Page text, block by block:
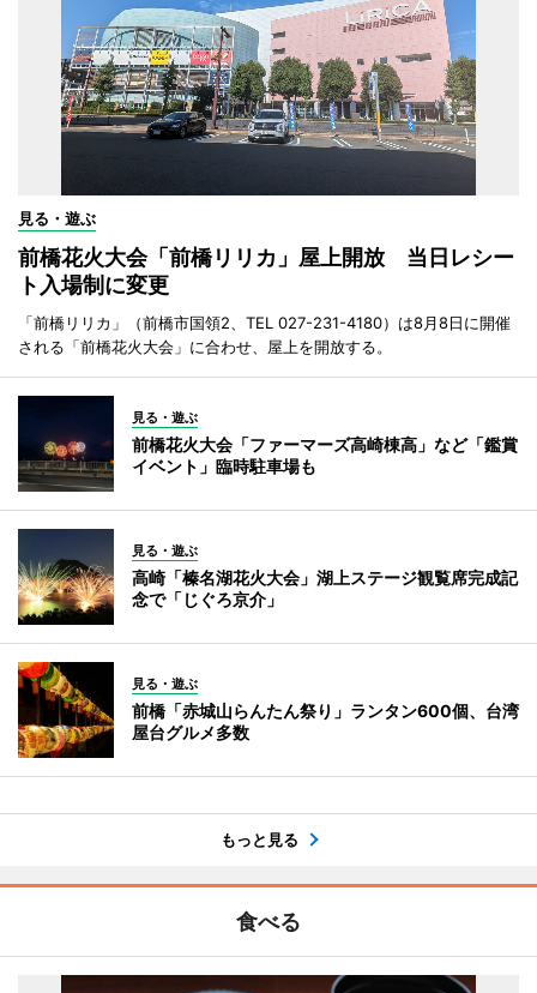
見る・遊ぶ
前橋花火大会「前橋リリカ」屋上開放 当日レシー
ト入場制に変更
「前橋リリカ」（前橋市国領2、TEL 027-231-4180）は8月8日に開催
される「前橋花火大会」に合わせ、屋上を開放する。
見る・遊ぶ
前橋花火大会「ファーマーズ高崎棟高」など「鑑賞
イベント」臨時駐車場も
見る・遊ぶ
高崎「榛名湖花火大会」湖上ステージ観覧席完成記
念で「じぐろ京介」
見る・遊ぶ
前橋「赤城山らんたん祭り」ランタン600個、台湾
屋台グルメ多数
もっと見る
食べる